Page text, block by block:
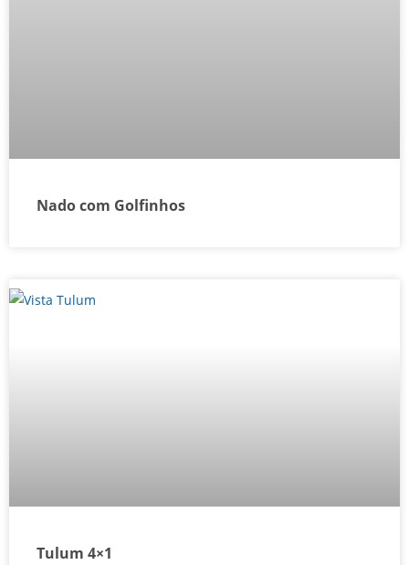
Nado com Golfinhos
Tulum 4×1